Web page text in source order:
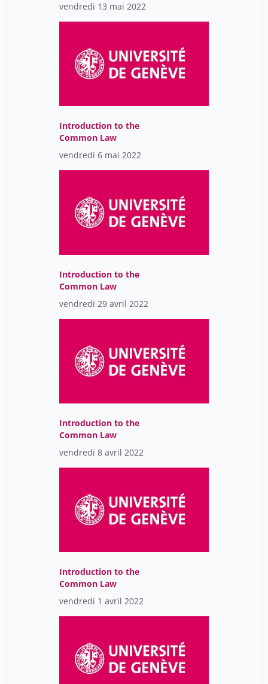
vendredi 13 mai 2022
Introduction to the
Common Law
vendredi 6 mai 2022
Introduction to the
Common Law
vendredi 29 avril 2022
Introduction to the
Common Law
vendredi 8 avril 2022
Introduction to the
Common Law
vendredi 1 avril 2022